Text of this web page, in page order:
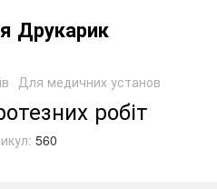
Друкарик
Для медичних установ
робіт
560